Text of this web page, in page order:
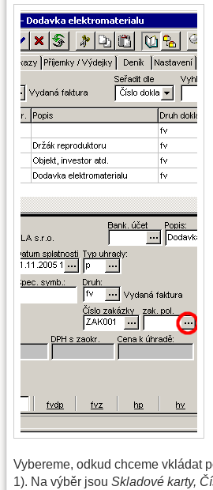
Vybereme, odkud chceme vkládat
1). Na výběr jsou Skladové karty,